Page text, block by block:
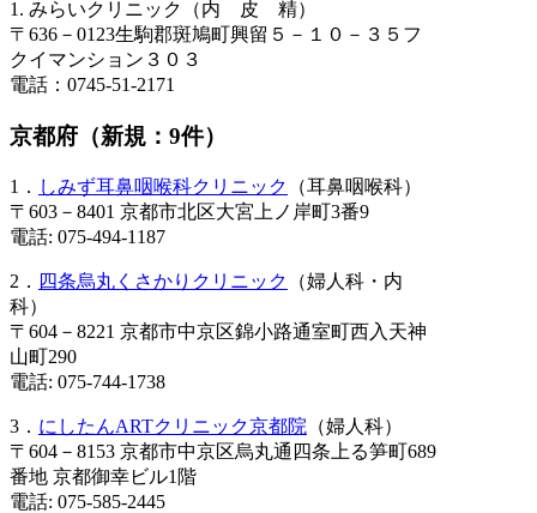
1. みらいクリニック（内 皮 精）
〒636－0123生駒郡斑鳩町興留５－１０－３５フ
クイマンション３０３
電話：0745-51-2171
京都府（新規：9件）
1． しみず耳鼻咽喉科クリニック
（耳鼻咽喉科）
〒603－8401 京都市北区大宮上ノ岸町3番9
電話: 075-494-1187
2． 四条烏丸くさかりクリニック
（婦人科・内
科）
〒604－8221 京都市中京区錦小路通室町西入天神
山町290
電話: 075-744-1738
3． にしたんARTクリニック京都院 （婦人科）
〒604－8153 京都市中京区烏丸通四条上る笋町689
番地 京都御幸ビル1階
電話: 075-585-2445